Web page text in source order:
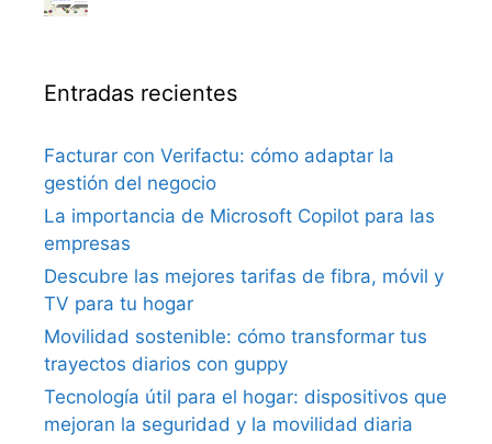
Entradas recientes
Facturar con Verifactu: cómo adaptar la
gestión del negocio
La importancia de Microsoft Copilot para las
empresas
Descubre las mejores tarifas de fibra, móvil y
TV para tu hogar
Movilidad sostenible: cómo transformar tus
trayectos diarios con guppy
Tecnología útil para el hogar: dispositivos que
mejoran la seguridad y la movilidad diaria